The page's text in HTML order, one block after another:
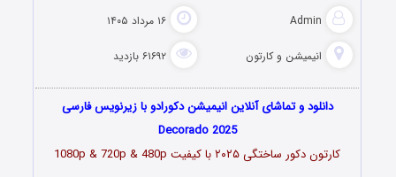
Admin ۱۶ مرداد ۱۴۰۵
انیمیشن و کارتون ۶۱۶۹۲ بازدید
دانلود و تماشای آنلاین انیمیشن دکورادو با زیرنویس فارسی
Decorado 2025
کارتون دکور ساختگی ۲۰۲۵ با کیفیت 1080p & 720p & 480p